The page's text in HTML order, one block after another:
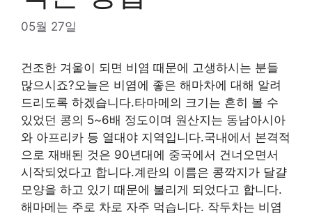
05월 27일
건조한 겨울이 되면 비염 때문에 고생하시는 분들
많으시죠?오늘은 비염에 좋은 해마차에 대해 알려
드리도록 하겠습니다.타마메의 크기는 흔히 볼 수
있었던 콩의 5~6배 정도이며 원산지는 동남아시아
와 아프리카 등 열대야 지역입니다.국내에서 본격적
으로 재배된 것은 90년대에 중국에서 건너오면서
시작되었다고 합니다.계란의 이름은 콩깍지가 달걀
모양을 하고 있기 때문에 불리게 되었다고 합니다.
해마메는 주로 차로 자주 먹습니다. 작두차는 비염